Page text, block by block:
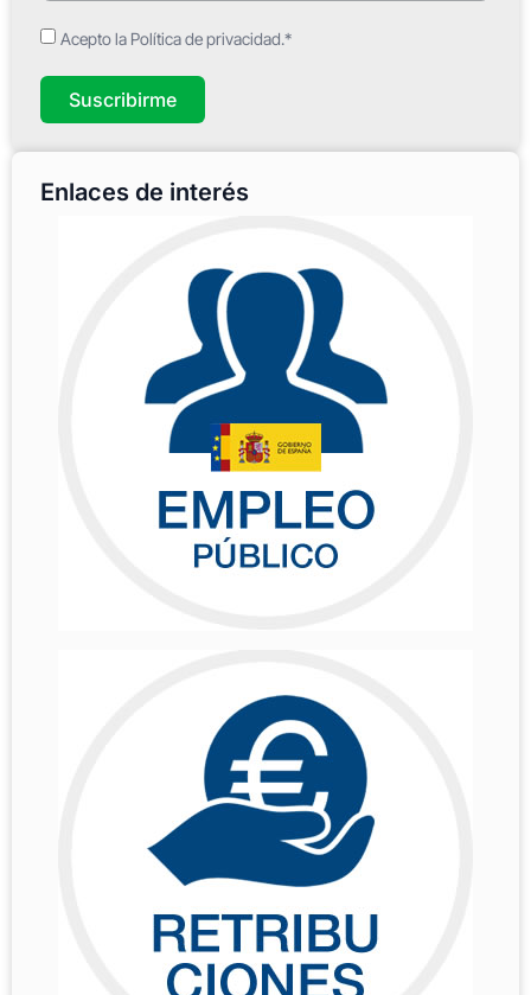
Acepto la Política de privacidad.*
Suscribirme
Enlaces de interés